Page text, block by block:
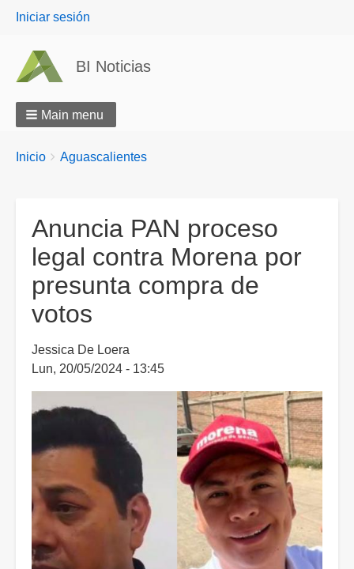
User
Iniciar sesión
BI Noticias
Main menu
Breadcrumbs
You
Inicio Aguascalientes
Anuncia PAN proceso
legal contra Morena por
presunta compra de
votos
Jessica De Loera
Lun, 20/05/2024 - 13:45